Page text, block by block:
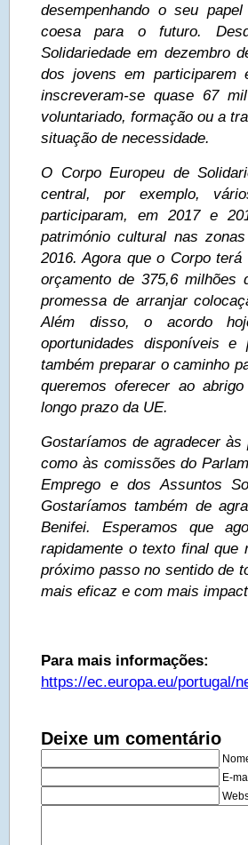
desempenhando o seu
coesa para o futuro.
Solidariedade em dezembro
dos jovens em participarem
inscreveram-se quase 67
voluntariado, formação ou a
situação de necessidade.
O Corpo Europeu de
central, por exemplo,
participaram, em 2017 e
património cultural nas
2016. Agora que o Corpo
orçamento de 375,6 milhões
promessa de arranjar
Além disso, o acordo
oportunidades disponíveis
também preparar o caminho
queremos oferecer ao
longo prazo da UE.
Gostaríamos de agradecer
como às comissões do
Emprego e dos Assuntos
Gostaríamos também de
Benifei. Esperamos que
rapidamente o texto final que
próximo passo no sentido de
mais eficaz e com mais
Para mais informações:
https://ec.europa.eu/portugal/
Deixe um comentário
E-